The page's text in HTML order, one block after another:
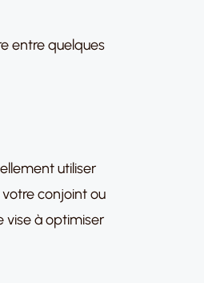
entre quelques
utiliser
conjoint ou
vise à optimiser